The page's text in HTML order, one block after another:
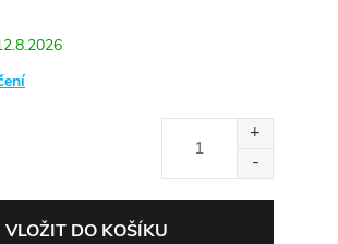
VLOŽIT DO KOŠÍKU